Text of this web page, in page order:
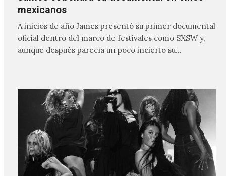
mexicanos
A inicios de año James presentó su primer documental
oficial dentro del marco de festivales como SXSW y,
aunque después parecía un poco incierto su…